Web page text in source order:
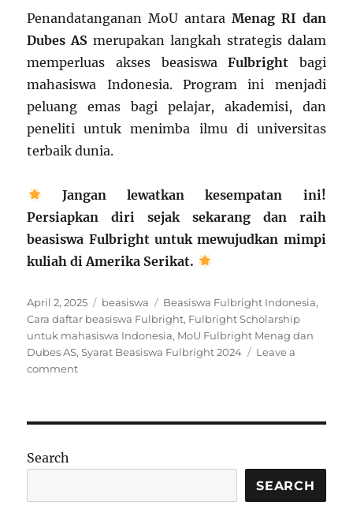
Penandatanganan MoU antara Menag RI dan
Dubes AS merupakan langkah strategis dalam
memperluas akses beasiswaFulbright bagi
mahasiswa Indonesia. Program ini menjadi
peluang emas bagi pelajar, akademisi, dan
peneliti untuk menimba ilmu di universitas
terbaik dunia.
Jangan lewatkan kesempatan ini!
Persiapkan diri sejak sekarang dan raih
beasiswa Fulbright untuk mewujudkan mimpi
kuliah di Amerika Serikat.
Posted
on
April 2, 2025 Categories
beasiswa Tags
Beasiswa Fulbright Indonesia,
Cara daftar beasiswa Fulbright, Fulbright Scholarship
untuk mahasiswa Indonesia, MoU Fulbright Menag dan
Dubes AS,Syarat Beasiswa Fulbright 2024
Leave a
commenton
MoU
Fulbright
Search
SEARCH